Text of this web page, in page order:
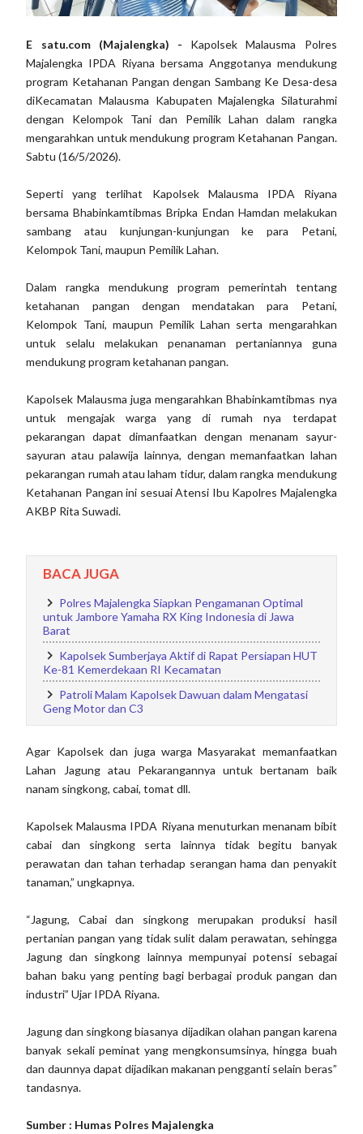
E satu.com (Majalengka) - Kapolsek Malausma Polres
Majalengka IPDA Riyana bersama Anggotanya mendukung
program Ketahanan Pangan dengan Sambang Ke Desa-desa
diKecamatan Malausma Kabupaten Majalengka Silaturahmi
dengan Kelompok Tani dan Pemilik Lahan dalam rangka
mengarahkan untuk mendukung program Ketahanan Pangan.
Sabtu (16/5/2026).
Seperti yang terlihat Kapolsek Malausma IPDA Riyana
bersama Bhabinkamtibmas Bripka Endan Hamdan melakukan
sambang atau kunjungan-kunjungan ke para Petani,
Kelompok Tani, maupun Pemilik Lahan.
Dalam rangka mendukung program pemerintah tentang
ketahanan pangan dengan mendatakan para Petani,
Kelompok Tani, maupun Pemilik Lahan serta mengarahkan
untuk selalu melakukan penanaman pertaniannya guna
mendukung program ketahanan pangan.
Kapolsek Malausma juga mengarahkan Bhabinkamtibmas nya
untuk mengajak warga yang di rumah nya terdapat
pekarangan dapat dimanfaatkan dengan menanam sayur-
sayuran atau palawija lainnya, dengan memanfaatkan lahan
pekarangan rumah atau laham tidur, dalam rangka mendukung
Ketahanan Pangan ini sesuai Atensi Ibu Kapolres Majalengka
AKBP Rita Suwadi.
BACA JUGA
Polres Majalengka Siapkan Pengamanan Optimal
untuk Jambore Yamaha RX King Indonesia di Jawa
Barat
Kapolsek Sumberjaya Aktif di Rapat Persiapan HUT
Ke-81 Kemerdekaan RI Kecamatan
Patroli Malam Kapolsek Dawuan dalam Mengatasi
Geng Motor dan C3
Agar Kapolsek dan juga warga Masyarakat memanfaatkan
Lahan Jagung atau Pekarangannya untuk bertanam baik
nanam singkong, cabai, tomat dll.
Kapolsek Malausma IPDA Riyana menuturkan menanam bibit
cabai dan singkong serta lainnya tidak begitu banyak
perawatan dan tahan terhadap serangan hama dan penyakit
tanaman,” ungkapnya.
“Jagung, Cabai dan singkong merupakan produksi hasil
pertanian pangan yang tidak sulit dalam perawatan, sehingga
Jagung dan singkong lainnya mempunyai potensi sebagai
bahan baku yang penting bagi berbagai produk pangan dan
industri” Ujar IPDA Riyana.
Jagung dan singkong biasanya dijadikan olahan pangan karena
banyak sekali peminat yang mengkonsumsinya, hingga buah
dan daunnya dapat dijadikan makanan pengganti selain beras”
tandasnya.
Sumber : Humas Polres Majalengka